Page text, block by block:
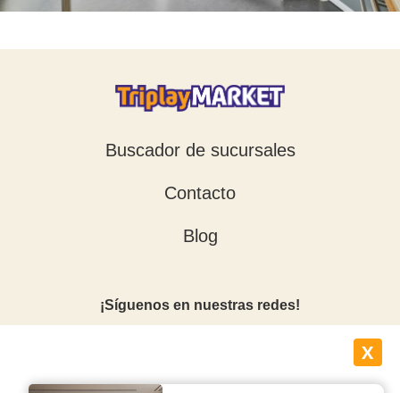
Buscador de sucursales
Contacto
Blog
¡Síguenos en nuestras redes!
X